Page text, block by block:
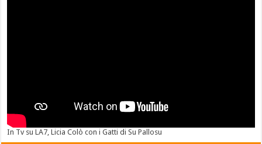
In Tv su LA7, Licia Colò con i Gatti di Su Pallosu